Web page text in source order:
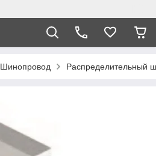
Шинопровод Распределительный